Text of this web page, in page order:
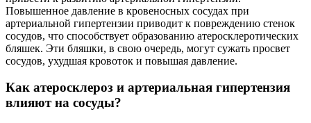
Повышенное давление в кровеносных сосудах при
артериальной гипертензии приводит к повреждению стенок
сосудов, что способствует образованию атеросклеротических
бляшек. Эти бляшки, в свою очередь, могут сужать просвет
сосудов, ухудшая кровоток и повышая давление.
Как атеросклероз и артериальная гипертензия
влияют на сосуды?